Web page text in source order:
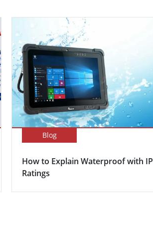
Blog
How to Explain Waterproof with IP
Ratings